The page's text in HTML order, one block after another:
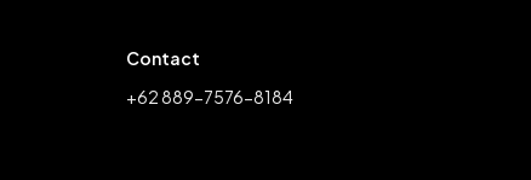
Contact
+62 889-7576-8184